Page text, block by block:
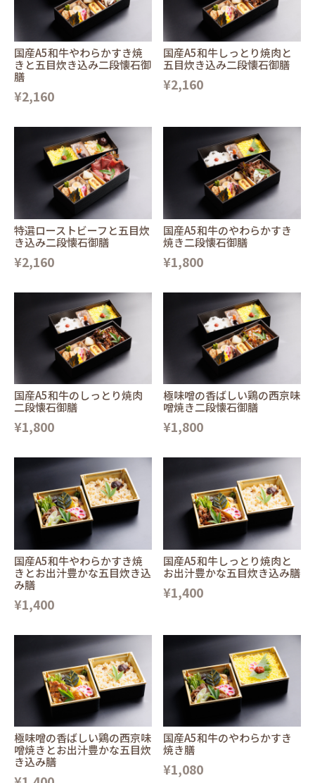
国産A5和牛やわらかすき焼
きと五目炊き込み二段懐石御
膳
¥2,160
国産A5和牛しっとり焼肉と
五目炊き込み二段懐石御膳
¥2,160
特選ローストビーフと五目炊
き込み二段懐石御膳
¥2,160
国産A5和牛のやわらかすき
焼き二段懐石御膳
¥1,800
国産A5和牛のしっとり焼肉
二段懐石御膳
¥1,800
極味噌の香ばしい鶏の西京味
噌焼き二段懐石御膳
¥1,800
国産A5和牛やわらかすき焼
きとお出汁豊かな五目炊き込
み膳
¥1,400
国産A5和牛しっとり焼肉と
お出汁豊かな五目炊き込み膳
¥1,400
極味噌の香ばしい鶏の西京味
噌焼きとお出汁豊かな五目炊
き込み膳
国産A5和牛のやわらかすき
焼き膳
¥1,080